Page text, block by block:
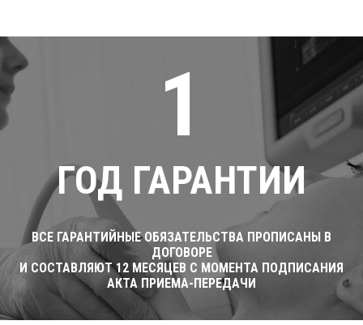
1
ГОД ГАРАНТИИ
ВСЕ ГАРАНТИЙНЫЕ ОБЯЗАТЕЛЬСТВА ПРОПИСАНЫ В
ДОГОВОРЕ
И СОСТАВЛЯЮТ 12 МЕСЯЦЕВ С МОМЕНТА ПОДПИСАНИЯ
АКТА ПРИЕМА-ПЕРЕДАЧИ